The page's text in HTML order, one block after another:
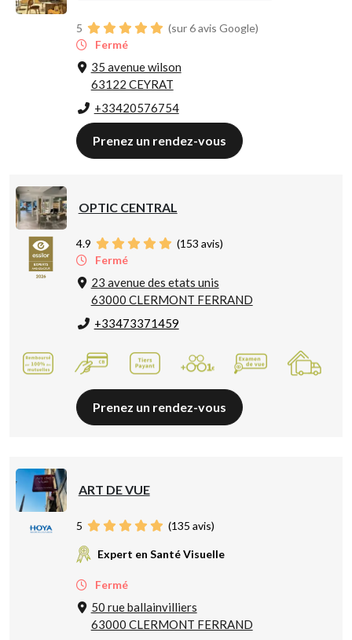
5
(sur 6 avis Google)
Fermé
35 avenue wilson
63122 CEYRAT
+33420576754
Prenez un rendez-vous
OPTIC CENTRAL
4.9 (153 avis)
Fermé
23 avenue des etats unis
63000 CLERMONT FERRAND
+33473371459
Prenez un rendez-vous
ART DE VUE
5 (135 avis)
Expert en Santé Visuelle
Fermé
50 rue ballainvilliers
63000 CLERMONT FERRAND